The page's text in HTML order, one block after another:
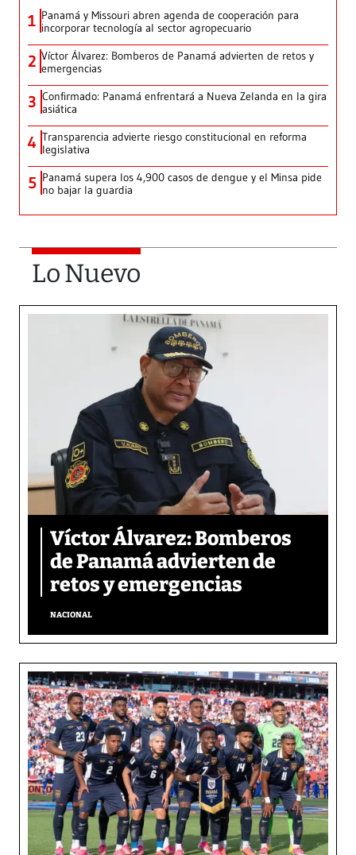
1 Panamá y Missouri abren agenda de cooperación para
incorporar tecnología al sector agropecuario
2 Víctor Álvarez: Bomberos de Panamá advierten de retos y
emergencias
3 Confirmado: Panamá enfrentará a Nueva Zelanda en la gira
asiática
4 Transparencia advierte riesgo constitucional en reforma
legislativa
5 Panamá supera los 4,900 casos de dengue y el Minsa pide
no bajar la guardia
Lo Nuevo
Víctor Álvarez: Bomberos
de Panamá advierten de
retos y emergencias
NACIONAL